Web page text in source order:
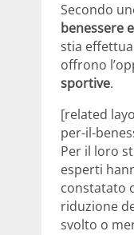
Secondo
benessere
stia
offrono
sportive.
[related
per-il-
Per il loro
esperti
constatato
riduzione
svolto o